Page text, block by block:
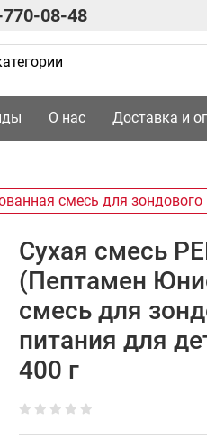
08-48
О нас Доставка и
смесь для зондового
Сухая смесь
(Пептамен
смесь для
питания для
400 г